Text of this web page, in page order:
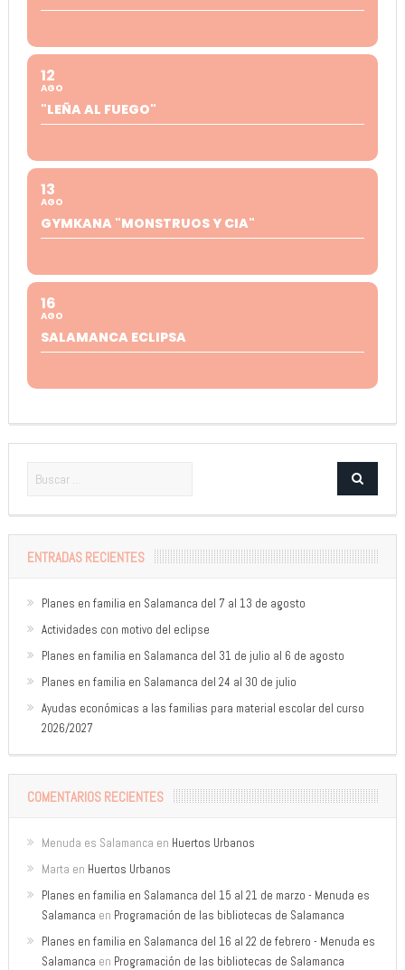
12
AGO
"LEÑA AL FUEGO"
13
AGO
GYMKANA "MONSTRUOS Y CIA"
16
AGO
SALAMANCA ECLIPSA
ENTRADAS RECIENTES
Planes en familia en Salamanca del 7 al 13 de agosto
Actividades con motivo del eclipse
Planes en familia en Salamanca del 31 de julio al 6 de agosto
Planes en familia en Salamanca del 24 al 30 de julio
Ayudas económicas a las familias para material escolar del curso
2026/2027
COMENTARIOS RECIENTES
Menuda es Salamanca en Huertos Urbanos
Marta en Huertos Urbanos
Planes en familia en Salamanca del 15 al 21 de marzo - Menuda es
Salamanca en Programación de las bibliotecas de Salamanca
Planes en familia en Salamanca del 16 al 22 de febrero - Menuda es
Salamanca en Programación de las bibliotecas de Salamanca